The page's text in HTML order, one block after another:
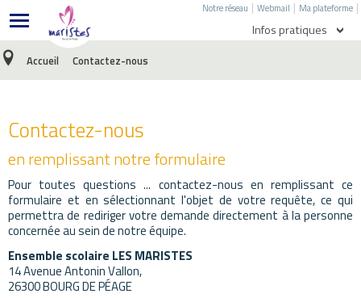
Notre réseau | Webmail | Ma plateforme |
Infos pratiques
Ecole directe
E-Sidoc
Facebook
Accueil Contactez-nous
Contactez-nous
en remplissant notre formulaire
Pour toutes questions ... contactez-nous en remplissant ce
formulaire et en sélectionnant l'objet de votre requête, ce qui
permettra de rediriger votre demande directement à la personne
concernée au sein de notre équipe.
Ensemble scolaire LES MARISTES
14 Avenue Antonin Vallon,
26300 BOURG DE PÉAGE